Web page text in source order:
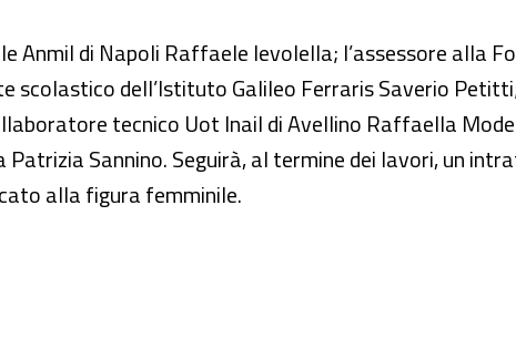
Anmil di Napoli Raffaele Ievolella; l’assessore alla
scolastico dell’Istituto Galileo Ferraris Saverio
tecnico Uot Inail di Avellino Raffaella
Patrizia Sannino. Seguirà, al termine dei lavori, un
alla figura femminile.